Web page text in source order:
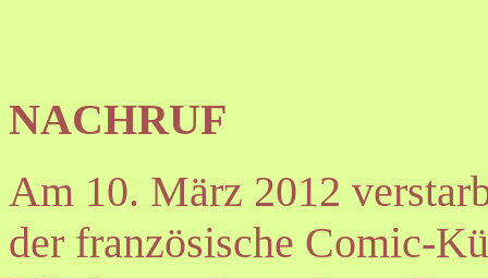
NACHRUF
Am 10. März 2012
der französische Comic-